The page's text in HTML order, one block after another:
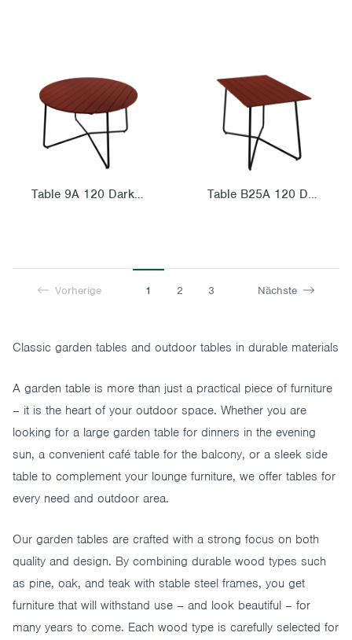
Table 9A 120 Dark red oak with black steel base Table B25A 120 Dark red oak with black steel base
Vorherige 1 2 3 Nächste
Classic garden tables and outdoor tables in durable materials
A garden table is more than just a practical piece of furniture
– it is the heart of your outdoor space. Whether you are
looking for a large garden table for dinners in the evening
sun, a convenient café table for the balcony, or a sleek side
table to complement your lounge furniture, we offer tables for
every need and outdoor area.
Our garden tables are crafted with a strong focus on both
quality and design. By combining durable wood types such
as pine, oak, and teak with stable steel frames, you get
furniture that will withstand use – and look beautiful – for
many years to come. Each wood type is carefully selected for